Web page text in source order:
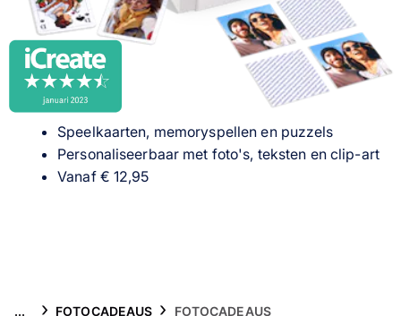
Gsm-hoesjes
Thema's
Service
Speelkaarten, memoryspellen en puzzels
Personaliseerbaar met foto's, teksten en clip-art
Vanaf € 12,95
... FOTOCADEAUS FOTOCADEAUS